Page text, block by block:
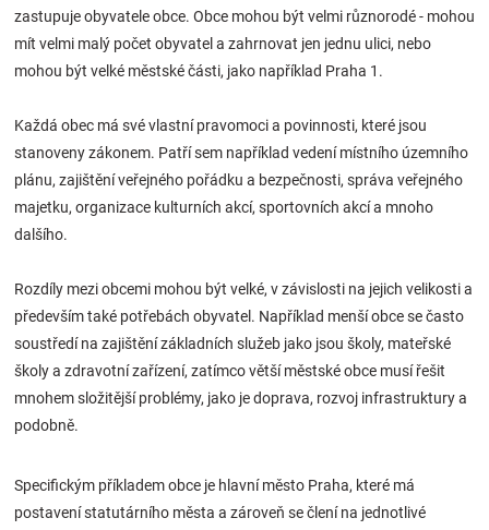
Blog
Přihlášení
zastupuje obyvatele obce. Obce mohou být velmi různorodé - mohou
mít velmi malý počet obyvatel a zahrnovat jen jednu ulici, nebo
mohou být velké městské části, jako například Praha 1.
Každá obec má své vlastní pravomoci a povinnosti, které jsou
stanoveny zákonem. Patří sem například vedení místního územního
plánu, zajištění veřejného pořádku a bezpečnosti, správa veřejného
majetku, organizace kulturních akcí, sportovních akcí a mnoho
dalšího.
Rozdíly mezi obcemi mohou být velké, v závislosti na jejich velikosti a
především také potřebách obyvatel. Například menší obce se často
soustředí na zajištění základních služeb jako jsou školy, mateřské
školy a zdravotní zařízení, zatímco větší městské obce musí řešit
mnohem složitější problémy, jako je doprava, rozvoj infrastruktury a
podobně.
Specifickým příkladem obce je hlavní město Praha, které má
postavení statutárního města a zároveň se člení na jednotlivé